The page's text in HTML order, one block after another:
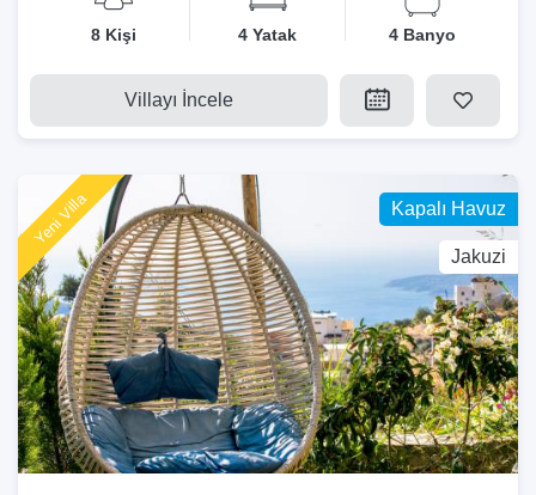
8 Kişi 4 Yatak 4 Banyo
Villayı İncele
Kapalı Havuz
Jakuzi
Yeni Villa